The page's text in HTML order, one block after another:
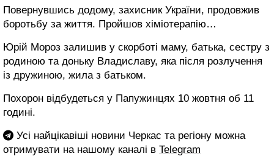
Повернувшись додому, захисник України, продовжив
боротьбу за життя. Пройшов хіміотерапію…
Юрій Мороз залишив у скорботі маму, батька, сестру з
родиною та доньку Владиславу, яка після розлучення
із дружиною, жила з батьком.
Похорон відбудеться у Папужинцях 10 жовтня об 11
годині.
Усі найцікавіші новини Черкас та регіону можна
отримувати на нашому каналі в Telegram